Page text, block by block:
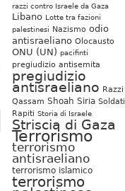
razzi contro Israele da Gaza
Libano Lotte tra fazioni
palestinesi Nazismo odio
antisraeliano Olocausto
ONU (UN) pacifinti
pregiudizio antisemita
pregiudizio
antisraeliano Razzi
Qassam Shoah Siria Soldati
Rapiti Storia di Israele
Striscia di Gaza
Terrorismo
terrorismo
antisraeliano
terrorismo islamico
terrorismo